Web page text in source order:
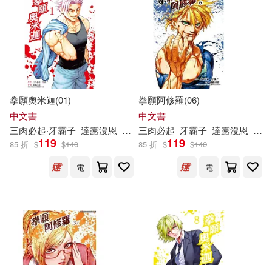
拳願奧米迦(01)
中文書
三肉必起‧牙霸子 達露沒恩 yoshiki
85 折 $119 $140
電
拳願阿修羅(06)
中文書
三肉必起 牙霸子 達露沒恩 砂
85 折 $119 $140
電